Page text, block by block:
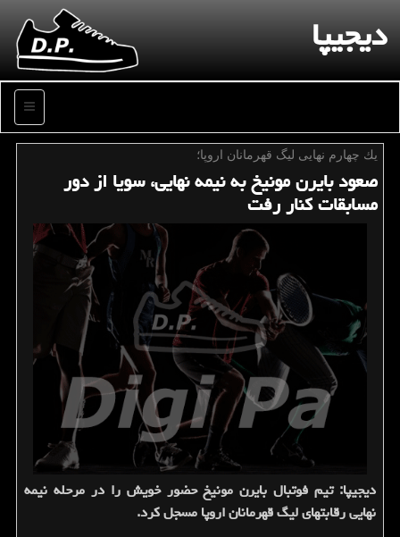
دیجیپا
منو
یك چهارم نهایی لیگ قهرمانان اروپا؛
صعود بایرن مونیخ به نیمه نهایی، سویا از دور
مسابقات كنار رفت
دیجیپا: تیم فوتبال بایرن مونیخ حضور خویش را در مرحله نیمه
نهایی رقابتهای لیگ قهرمانان اروپا مسجل كرد.